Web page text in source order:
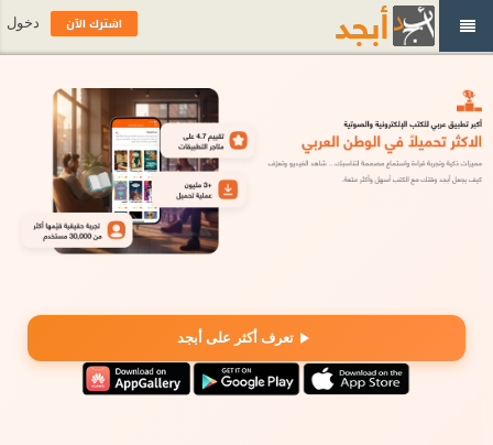
تعرف أكثر على أبجد
اشترك الآن دخول